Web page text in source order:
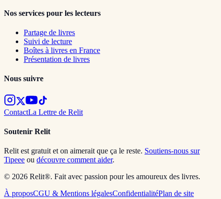
Nos services pour les lecteurs
Partage de livres
Suivi de lecture
Boîtes à livres en France
Présentation de livres
Nous suivre
ContactLa Lettre de Relit
Soutenir Relit
Relit est gratuit et on aimerait que ça le reste. Soutiens-nous sur
Tipeee ou découvre comment aider.
© 2026 Relit®. Fait avec passion pour les amoureux des livres.
À proposCGU & Mentions légalesConfidentialitéPlan de site